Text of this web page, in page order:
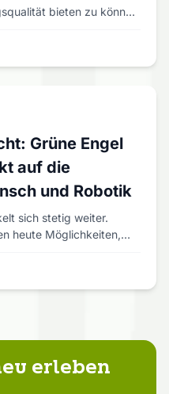
bieten zu können
in interne
Umgang mit
und
dabei Kompromisse bei
Grüne Engel
auf die
und Robotik
sich stetig weiter.
heute Möglichkeiten,
gestalten. Deshalb
erleben